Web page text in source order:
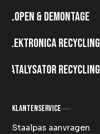
Slopen & demontage
Elektronica recycling
Katalysator recycling
Klantenservice
Staalpas aanvragen